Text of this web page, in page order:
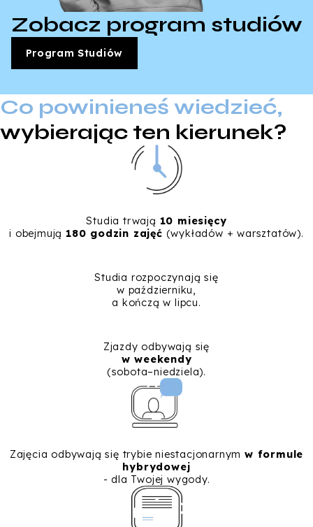
Zobacz program studiów
Program Studiów
Co powinieneś wiedzieć,
wybierając ten kierunek?
Studia trwają 10 miesięcy
i obejmują 180 godzin zajęć (wykładów + warsztatów).
Studia rozpoczynają się
w październiku,
a kończą w lipcu.
Zjazdy odbywają się
w weekendy
(sobota–niedziela).
Zajęcia odbywają się trybie niestacjonarnym w formule
hybrydowej
- dla Twojej wygody.